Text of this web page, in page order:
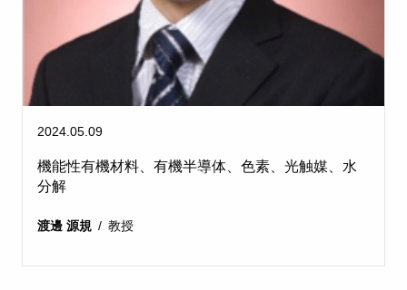
2024.05.09
機能性有機材料、有機半導体、色素、光触媒、水
分解
渡邊 源規 教授